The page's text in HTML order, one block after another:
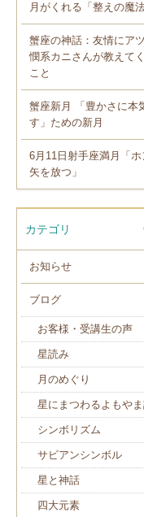
月がくれる「整えの魔法
蟹座の神話：友情にア
憫系カニさんが教えて
こと
蟹座新月 「豊かさに本
す」ための新月
6月11日射手座満月「ホ
矢を放つ」
カテゴリ
お知らせ
ブログ
お客様・受講生の声
星読み
月のめぐり
星にまつわるよもや
シンボリズム
サビアンシンボル
星と神話
四大元素